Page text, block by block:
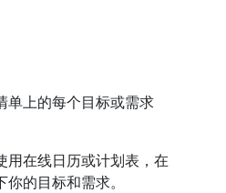
单上的每个目标或需求
用在线日历或计划表，在
的目标和需求。